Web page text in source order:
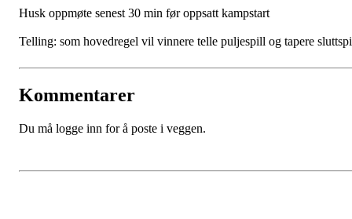
Husk oppmøte senest 30 min før oppsatt kampstart
Telling: som hovedregel vil vinnere telle puljespill og tapere
Kommentarer
Du må logge inn for å poste i veggen.